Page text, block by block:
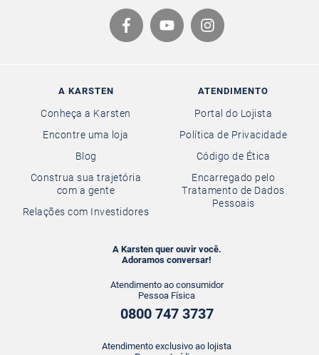
A KARSTEN
Conheça a Karsten
Encontre uma loja
Blog
Construa sua trajetória
com a gente
Relações com Investidores
ATENDIMENTO
Portal do Lojista
Política de Privacidade
Código de Ética
Encarregado pelo
Tratamento de Dados
Pessoais
A Karsten quer ouvir você.
Adoramos conversar!
Atendimento ao consumidor
Pessoa Física
0800 747 3737
Atendimento exclusivo ao lojista